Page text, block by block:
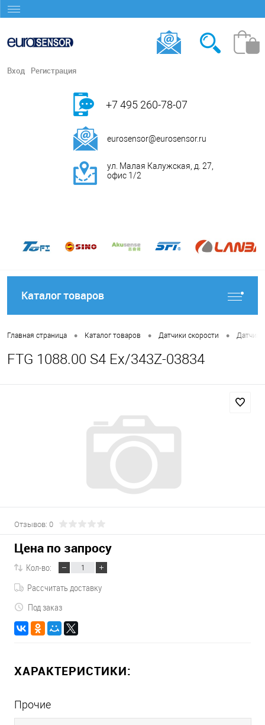
Вход Регистрация
+7 495 260-78-07
eurosensor@eurosensor.ru
ул. Малая Калужская, д. 27,
офис 1/2
Каталог товаров
Главная страница • Каталог товаров • Датчики скорости •
FTG 1088.00 S4 Ex/343Z-03834
Отзывов: 0
Цена по запросу
Кол-во:
Рассчитать доставку
Под заказ
ХАРАКТЕРИСТИКИ:
Прочие